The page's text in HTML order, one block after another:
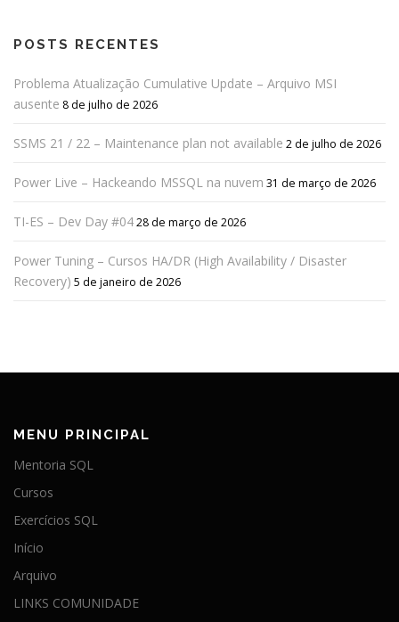
POSTS RECENTES
Problema Atualização Cumulative Update – Arquivo MSI
ausente 8 de julho de 2026
SSMS 21 / 22 – Maintenance plan not available 2 de julho de 2026
Power Live – Hackeando MSSQL na nuvem 31 de março de 2026
TI-ES – Dev Day #0428 de março de 2026
Power Tuning – Cursos HA/DR (High Availability / Disaster
Recovery) 5 de janeiro de 2026
MENU PRINCIPAL
Mentoria SQL
Cursos
Exercícios SQL
Início
Arquivo
LINKS COMUNIDADE